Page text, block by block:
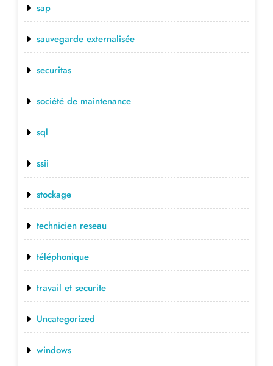
sap
sauvegarde externalisée
securitas
société de maintenance
sql
ssii
stockage
technicien reseau
téléphonique
travail et securite
Uncategorized
windows